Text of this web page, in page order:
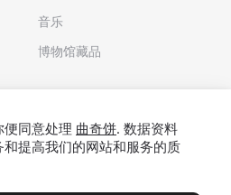
音乐
博物馆藏品
同意处理 曲奇饼. 数据资料
提高我们的网站和服务的质